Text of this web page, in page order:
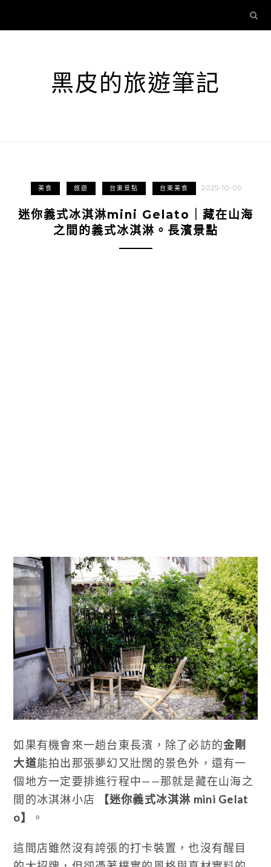
黑皮的旅遊筆記
美食 旅遊 台東景點 台東美食 2025-10-09
迷你義式冰淇淋mini Gelato｜藏在山海
之間的義式冰淇淋。長濱景點
如果有機會來一趟台東長濱，除了必訪的金剛
大道能拍出那張夢幻又壯闊的景色外，還有一
個地方一定要排進行程中——那就是藏在山海之
間的冰淇淋小店
【迷你義式冰淇淋 mini Gelat
o】
。
這間店雖然沒有誇張的打卡裝置，也沒有醒目